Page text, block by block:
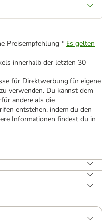
Preisempfehlung * Es gelten
innerhalb der letzten 30
für Direktwerbung für eigene
verwenden. Du kannst dem
andere als die
entstehen, indem du den
Informationen findest du in